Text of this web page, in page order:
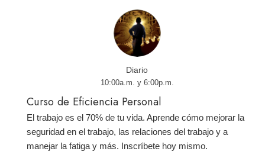
Diario
10:00a.m. y 6:00p.m.
Curso de Eficiencia Personal
El trabajo es el 70% de tu vida. Aprende cómo mejorar la
seguridad en el trabajo, las relaciones del trabajo y a
manejar la fatiga y más. Inscríbete hoy mismo.